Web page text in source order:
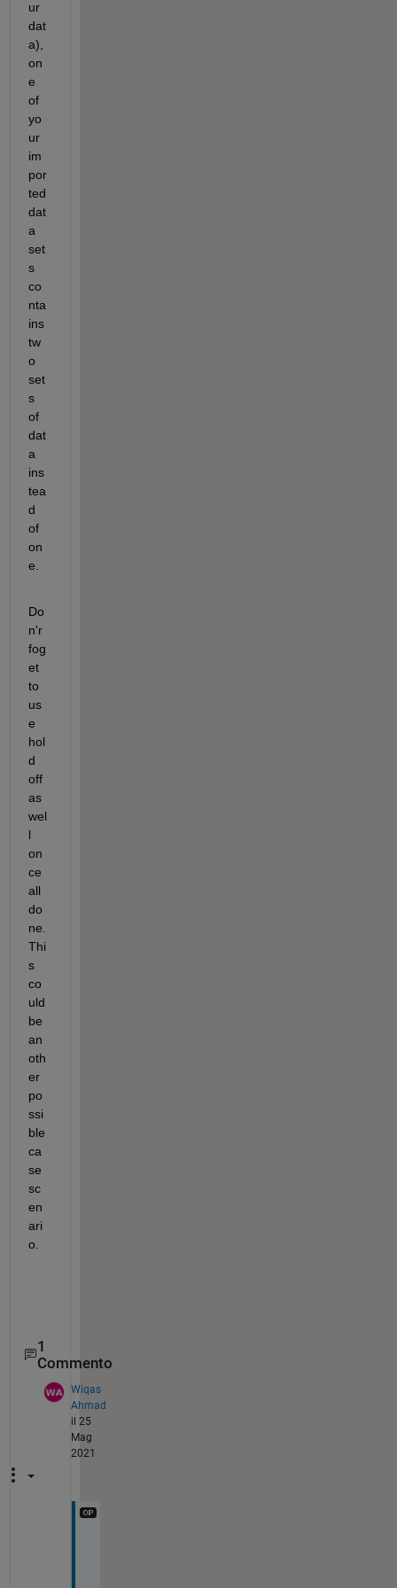
ur
dat
a),
on
e
of
yo
ur
im
por
ted
dat
a
set
s
co
nta
ins
tw
o
set
s
of
dat
a
ins
tea
d
of
on
e.
Do
n'r
fog
et
to
us
e
hol
d
off
as
wel
l
on
ce
all
do
ne.
Thi
s
co
uld
be
an
oth
er
po
ssi
ble
ca
se
sc
en
ari
o.
1
Commento
Wiqas
Ahmad
il 25
Mag
2021